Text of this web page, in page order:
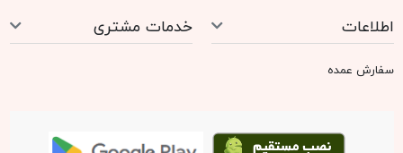
اطلاعات خدمات مشتری
سفارش عمده